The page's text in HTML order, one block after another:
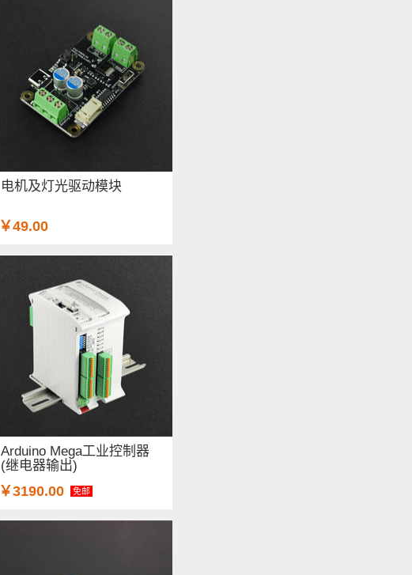
电机及灯光驱动模块
￥49.00
Arduino Mega工业控制器
(继电器输出)
￥3190.00 免邮